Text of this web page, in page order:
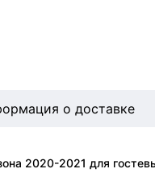
2020-2021 для
о доставке